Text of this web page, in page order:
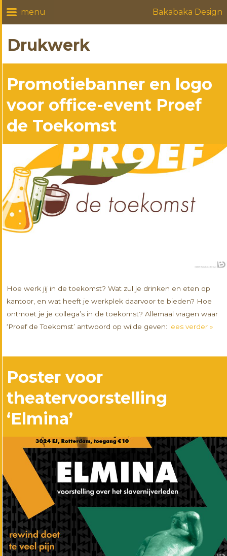
Bakabaka Design
Drukwerk
Promotiebanner en logo
voor office-event Proef
de Toekomst
Hoe werk jij in de toekomst? Wat zul je drinken en eten op
kantoor, en wat heeft je werkplek daarvoor te bieden? Hoe
ontmoet je je collega’s in de toekomst? Allemaal vragen waar
‘Proef de Toekomst’ antwoord op wilde geven: lees verder »
Poster voor
theatervoorstelling
‘Elmina’